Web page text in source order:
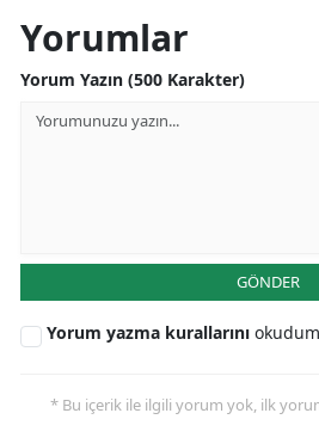
Yorumlar
Yorum Yazın (500 Karakter)
GÖNDER
Yorum yazma kurallarını
* Bu içerik ile ilgili yorum yok, ilk